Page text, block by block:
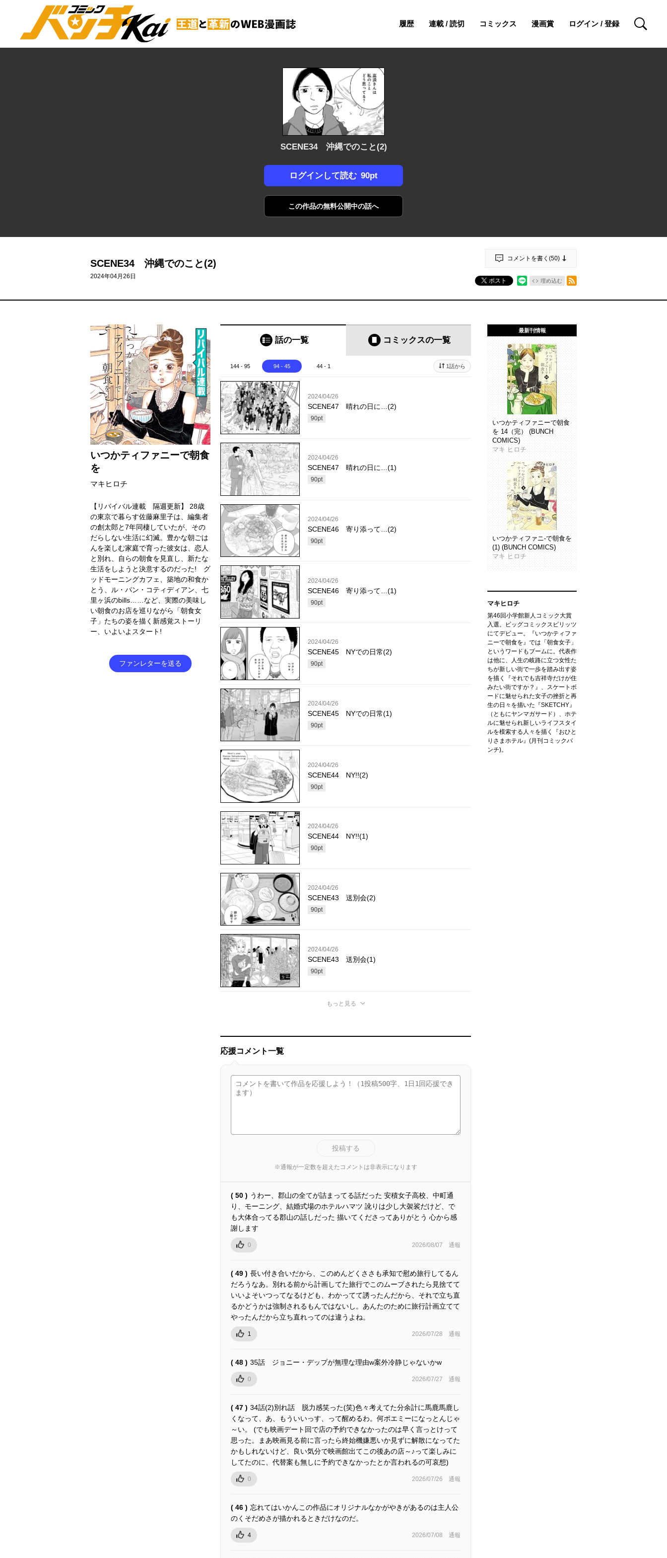
履歴 連載 / 読切 コミックス 漫画賞 ログイン / 登録 検索
SCENE34 沖縄でのこと(2)
ログインして読む 90pt
この作品の無料公開中の話へ
SCENE34 沖縄でのこと(2)
2024年04月26日
コメントを書く(50)
ポスト 埋め込む
いつかティファニーで朝食
を
マキヒロチ
【リバイバル連載 隔週更新】 28歳
の東京で暮らす佐藤麻里子は、編集者
の創太郎と7年同棲していたが、その
だらしない生活に幻滅。豊かな朝ごは
んを楽しむ家庭で育った彼女は、恋人
と別れ、自らの朝食を見直し、新たな
生活をしようと決意するのだった! グ
ッドモーニングカフェ、築地の和食か
とう、ル・パン・コティディアン、七
里ヶ浜のbills……など、実際の美味し
い朝食のお店を巡りながら「朝食女
子」たちの姿を描く新感覚ストーリ
ー、いよいよスタート!
ファンレターを送る
話の一覧 コミックスの一覧
144 - 95 94 - 45 44 - 1 1話から
2024/04/26
SCENE47 晴れの日に…(2)
90pt
2024/04/26
SCENE47 晴れの日に…(1)
90pt
2024/04/26
SCENE46 寄り添って…(2)
90pt
2024/04/26
SCENE46 寄り添って…(1)
90pt
2024/04/26
SCENE45 NYでの日常(2)
90pt
2024/04/26
SCENE45 NYでの日常(1)
90pt
2024/04/26
SCENE44 NY!!(2)
90pt
2024/04/26
SCENE44 NY!!(1)
90pt
2024/04/26
SCENE43 送別会(2)
90pt
2024/04/26
SCENE43 送別会(1)
90pt
もっと見る
応援コメント一覧
投稿する
※通報が一定数を超えたコメントは非表示になります
( 50 ) うわー、郡山の全てが詰まってる話だった 安積女子高校、中町通
り、モーニング、結婚式場のホテルハマツ 訛りは少し大袈裟だけど、で
も大体合ってる郡山の話しだった 描いてくださってありがとう 心から感
謝します
0 2026/08/07 通報
( 49 ) 長い付き合いだから、このめんどくささも承知で慰め旅行してるん
だろうなあ。別れる前から計画してた旅行でこのムーブされたら見捨てて
いいよそいつってなるけども、わかってて誘ったんだから、それで立ち直
るかどうかは強制されるもんではないし。あんたのために旅行計画立てて
やったんだから立ち直れってのは違うよね。
1 2026/07/28 通報
( 48 ) 35話 ジョニー・デップが無理な理由w案外冷静じゃないかw
0 2026/07/27 通報
( 47 ) 34話(2)別れ話 脱力感笑った(笑)色々考えてた分余計に馬鹿馬鹿し
くなって、あ、もういいっす、って醒めるわ。何ポエミーになっとんじゃ
～い。 (でも映画デート回で店の予約できなかったのは早く言っとけって
思った。まあ映画見る前に言ったら終始機嫌悪いか見ずに解散になってた
かもしれないけど、良い気分で映画館出てこの後あの店～♪って楽しみに
してたのに、代替案も無しに予約できなかったとか言われるの可哀想)
0 2026/07/26 通報
( 46 ) 忘れてはいかんこの作品にオリジナルなかがやきがあるのは主人公
のくそだめさが描かれるときだけなのだ。
4 2026/07/08 通報
最新刊情報
いつかティファニーで朝食
を 14（完） (BUNCH
COMICS)
マキ ヒロチ
いつかティファニ-で朝食を
(1) (BUNCH COMICS)
マキ ヒロチ
マキヒロチ
第46回小学館新人コミック大賞
入選。ビッグコミックスピリッツ
にてデビュー。『いつかティファ
ニーで朝食を』では「朝食女子」
というワードもブームに。代表作
は他に、人生の岐路に立つ女性た
ちが新しい街で一歩を踏み出す姿
を描く『それでも吉祥寺だけが住
みたい街ですか？』、スケートボ
ードに魅せられた女子の挫折と再
生の日々を描いた『SKETCHY』
（ともにヤンマガサード）、ホテ
ルに魅せられ新しいライフスタイ
ルを模索する人々を描く『おひと
りさまホテル』(月刊コミックバ
ンチ)。